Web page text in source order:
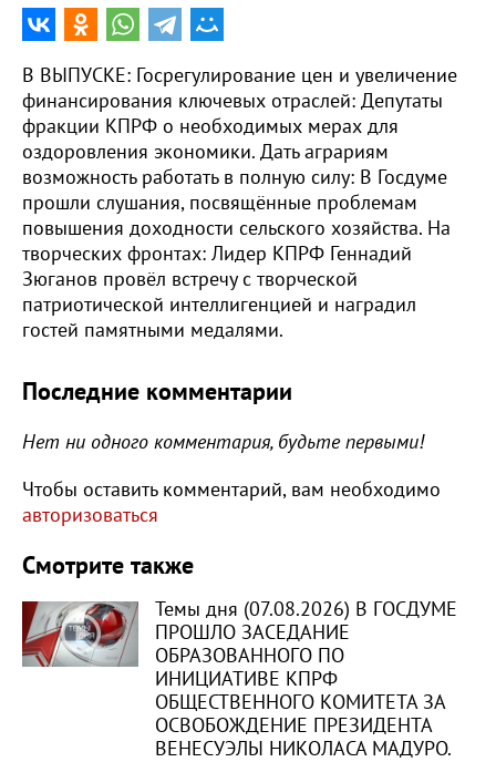
В ВЫПУСКЕ: Госрегулирование цен и увеличение
финансирования ключевых отраслей: Депутаты
фракции КПРФ о необходимых мерах для
оздоровления экономики. Дать аграриям
возможность работать в полную силу: В Госдуме
прошли слушания, посвящённые проблемам
повышения доходности сельского хозяйства. На
творческих фронтах: Лидер КПРФ Геннадий
Зюганов провёл встречу с творческой
патриотической интеллигенцией и наградил
гостей памятными медалями.
Последние комментарии
Нет ни одного комментария, будьте первыми!
Чтобы оставить комментарий, вам необходимо
авторизоваться
Смотрите также
Темы дня (07.08.2026) В ГОСДУМЕ
ПРОШЛО ЗАСЕДАНИЕ
ОБРАЗОВАННОГО ПО
ИНИЦИАТИВЕ КПРФ
ОБЩЕСТВЕННОГО КОМИТЕТА ЗА
ОСВОБОЖДЕНИЕ ПРЕЗИДЕНТА
ВЕНЕСУЭЛЫ НИКОЛАСА МАДУРО.